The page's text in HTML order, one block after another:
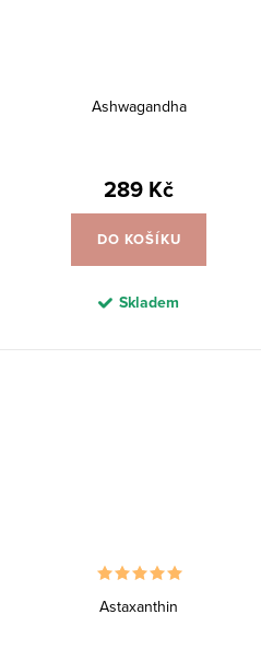
Ashwagandha
289 Kč
DO KOŠÍKU
Skladem
Astaxanthin